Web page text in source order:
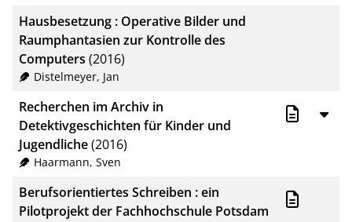
Hausbesetzung : Operative Bilder und
Raumphantasien zur Kontrolle des
Computers (2016)
Distelmeyer, Jan
Recherchen im Archiv in
Detektivgeschichten für Kinder und
Jugendliche(2016)
Haarmann, Sven
Berufsorientiertes Schreiben : ein
Pilotprojekt der Fachhochschule Potsdam